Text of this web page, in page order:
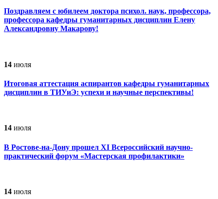
Поздравляем с юбилеем доктора психол. наук, профессора,
профессора кафедры гуманитарных дисциплин Елену
Александровну Макарову!
14 июля
Итоговая аттестация аспирантов кафедры гуманитарных
дисциплин в ТИУиЭ: успехи и научные перспективы!
14 июля
В Ростове-на-Дону прошел ХI Всероссийский научно-
практический форум «Мастерская профилактики»
14 июля